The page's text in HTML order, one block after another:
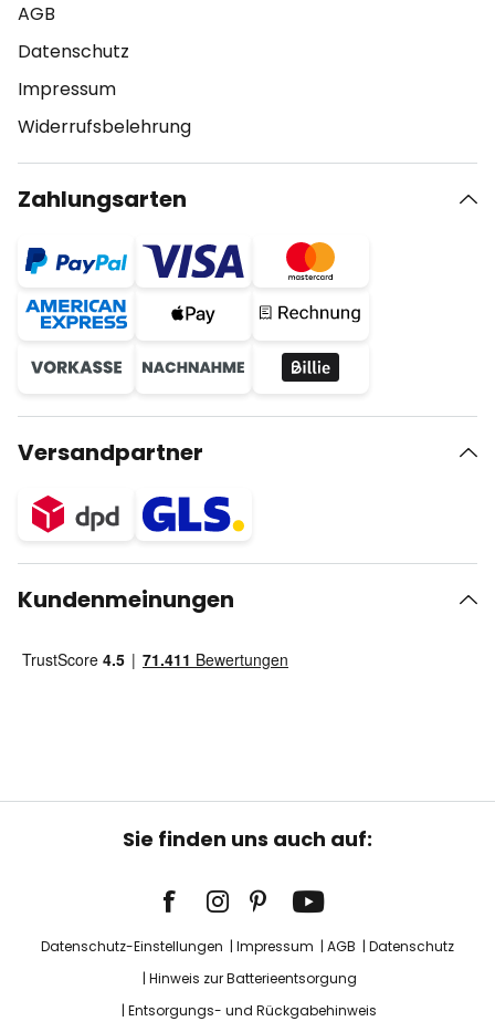
AGB
Datenschutz
Impressum
Widerrufsbelehrung
Zahlungsarten
Versandpartner
Kundenmeinungen
Sie finden uns auch auf:
Datenschutz-Einstellungen Impressum AGB
Datenschutz
Hinweis zur Batterieentsorgung
Entsorgungs- und Rückgabehinweis